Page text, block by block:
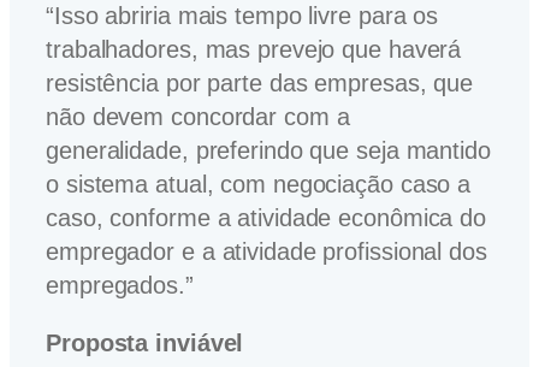
“Isso abriria mais tempo livre para os
trabalhadores, mas prevejo que haverá
resistência por parte das empresas, que
não devem concordar com a
generalidade, preferindo que seja mantido
o sistema atual, com negociação caso a
caso, conforme a atividade econômica do
empregador e a atividade profissional dos
empregados.”
Proposta inviável